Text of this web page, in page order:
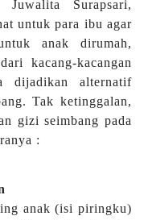
Surapsari,
untuk para ibu agar
anak dirumah,
kacang-kacangan
dijadikan alternatif
Tak ketinggalan,
gizi seimbang pada
:
anak (isi piringku)